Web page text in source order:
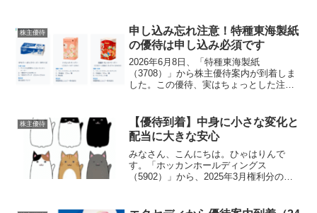
回は実際の利用方法と、使ってみて気づ
いた注意点をご紹介します！...
株主優待
申し込み忘れ注意！特種東海製紙
の優待は申し込み必須です
2026年6月8日、「特種東海製紙
（3708）」から株主優待案内が到着しま
した。この優待、実はちょっとした注意
い」ということ。優待内容毎年3月末時点
の株主を対象に保有期...
株主優待
【優待到着】中身に小さな変化と
配当に大きな安心
みなさん、こんにちは。ひゃはりんで
す。「ホッカンホールディングス
（5902）」から、2025年3月権利分の株
品その１コース１の食品缶セット（3,000